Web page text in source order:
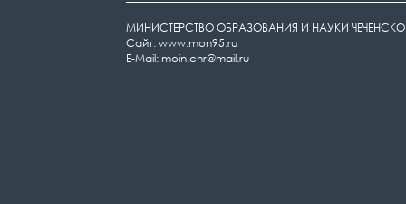
МИНИСТЕРСТВО ОБРАЗОВАНИЯ И НАУКИ
Сайт: www.mon95.ru
E-Mail: moin.chr@mail.ru